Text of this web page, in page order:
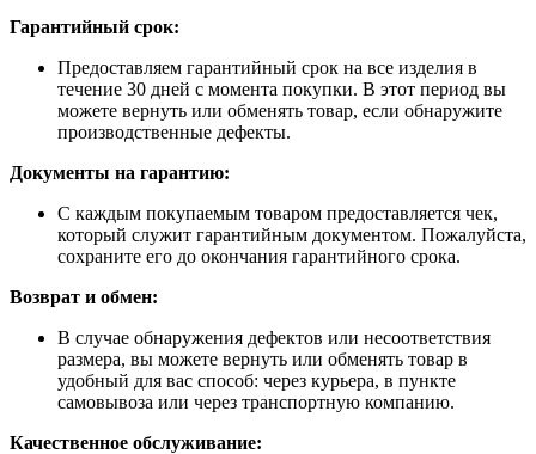
Гарантийный срок:
Предоставляем гарантийный срок на все изделия в
течение 30 дней с момента покупки. В этот период вы
можете вернуть или обменять товар, если обнаружите
производственные дефекты.
Документы на гарантию:
С каждым покупаемым товаром предоставляется чек,
который служит гарантийным документом. Пожалуйста,
сохраните его до окончания гарантийного срока.
Возврат и обмен:
В случае обнаружения дефектов или несоответствия
размера, вы можете вернуть или обменять товар в
удобный для вас способ: через курьера, в пункте
самовывоза или через транспортную компанию.
Качественное обслуживание: